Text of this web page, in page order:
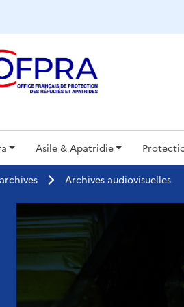
Asile & Apatridie
Archives audiovisuelles